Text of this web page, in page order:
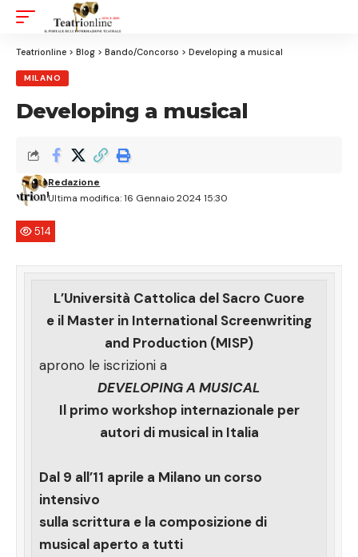
Teatrionline > Blog > Bando/Concorso > Developing a musical
MILANO
Developing a musical
Ultima modifica: 16 Gennaio 2024 15:30
Redazione
514
L’Università Cattolica del Sacro Cuore
e il Master in International Screenwriting
and Production (MISP)
aprono le iscrizioni a
DEVELOPING A MUSICAL
Il primo workshop internazionale per
autori di musical in Italia
Dal 9 all’11 aprile a Milano un corso
intensivo
sulla scrittura e la composizione di
musical aperto a tutti